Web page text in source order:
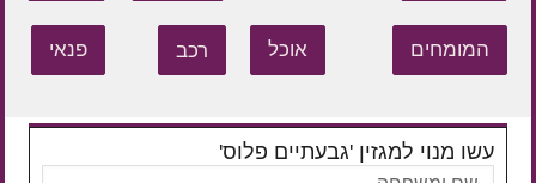
המומחים אוכל רכב פנאי
עשו מנוי למגזין 'גבעתיים פלוס'